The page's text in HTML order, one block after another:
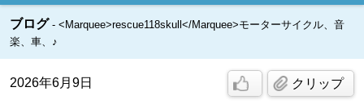
ブログ
<Marquee>rescue118skull</Marquee>モーターサイクル、音
楽、車、♪
2026年6月9日 クリップ